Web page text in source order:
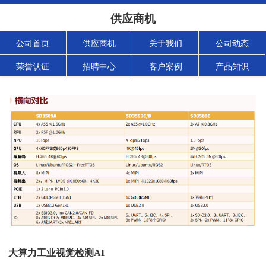
供应商机
公司首页 供应商机 关于我们 公司动态
荣誉认证 招聘中心 客户案例 产品知识
大算力工业视觉检测AI